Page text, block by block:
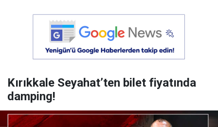
Kırıkkale Seyahat’ten bilet fiyatında
damping!